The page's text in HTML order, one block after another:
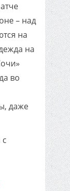
– над
на
на
во
даже